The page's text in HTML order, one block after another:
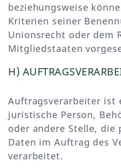
beziehungsweise
Kriterien seiner
Unionsrecht oder dem
Mitgliedstaaten
H)
Auftragsverarbeiter ist
juristische Person,
oder andere Stelle, die
Daten im Auftrag des
verarbeitet.